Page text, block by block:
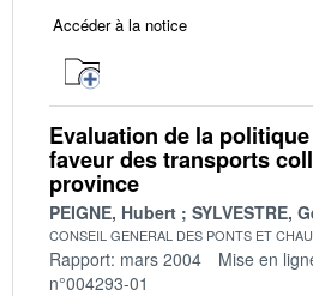
Accéder à la notice
Evaluation de la
faveur des transports
province
PEIGNE, Hubert SYLVESTRE,
CONSEIL GENERAL DES PONTS ET
Rapport: mars 2004 Mise en
n°004293-01